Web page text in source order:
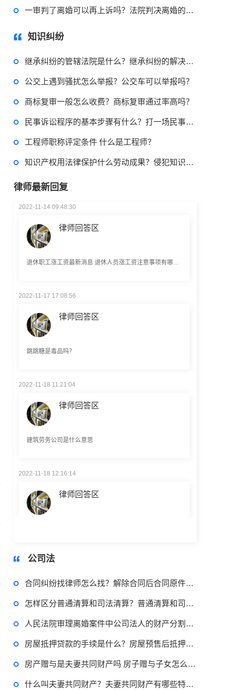
一审判了离婚可以再上诉吗？法院判决离婚的情形有哪些？
知识纠纷
继承纠纷的管辖法院是什么？继承纠纷的解决方式都有哪些？
公交上遇到骚扰怎么举报？公交车可以举报吗？
商标复审一般怎么收费？商标复审通过率高吗？
民事诉讼程序的基本步骤有什么？打一场民事诉讼多少钱？
工程师职称评定条件 什么是工程师？
知识产权用法律保护什么劳动成果？侵犯知识产权赔偿标准是怎样的？
律师最新回复
律师回答区
2022-08-30 09:48:22
律师回答区
高楼住宅玻璃炸裂应该找谁处理
2022-11-14 09:48:30
律师回答区
律师回答区
跳跳糖是毒品吗？
律师回答区
建筑劳务公司是什么意思
律师回答区
民事权利包括哪些
2022-11-14 09:48:30
律师回答区
公司法
合同纠纷找律师怎么找？解除合同后合同原件怎么处理？
怎样区分普通清算和司法清算？普通清算和司法清算的区别有哪些？
人民法院审理离婚案件中公司法人的财产分割规定是什么？
房屋抵押贷款的手续是什么？房屋预售后抵押土地使用权的法律法规有哪些？
房产赠与是夫妻共同财产吗 房子赠与子女怎么收费？
什么叫夫妻共同财产？夫妻共同财产有哪些特征？